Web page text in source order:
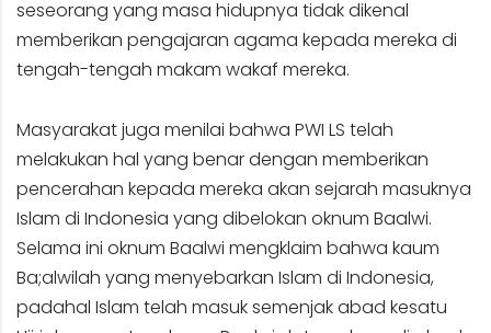
seseorang yang masa hidupnya tidak dikenal
memberikan pengajaran agama kepada mereka di
tengah-tengah makam wakaf mereka.
Masyarakat juga menilai bahwa PWI LS telah
melakukan hal yang benar dengan memberikan
pencerahan kepada mereka akan sejarah masuknya
Islam di Indonesia yang dibelokan oknum Baalwi.
Selama ini oknum Baalwi mengklaim bahwa kaum
Ba;alwilah yang menyebarkan Islam di Indonesia,
padahal Islam telah masuk semenjak abad kesatu